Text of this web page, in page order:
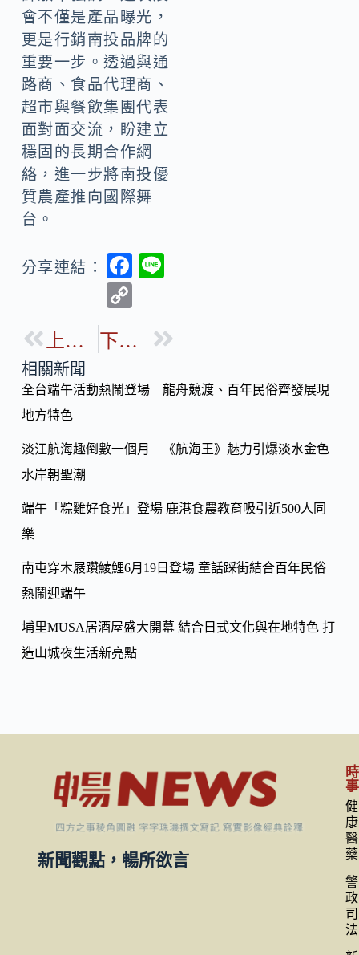
會不僅是產品曝光，
更是行銷南投品牌的
重要一步。透過與通
路商、食品代理商、
超市與餐飲集團代表
面對面交流，盼建立
穩固的長期合作網
絡，進一步將南投優
質農產推向國際舞
台。
分享連結：
F
b
o
p
Li
k
上一篇 下一篇
相關新聞
全台端午活動熱鬧登場 龍舟競渡、百年民俗齊發展現
地方特色
淡江航海趣倒數一個月 《航海王》魅力引爆淡水金色
水岸朝聖潮
端午「粽雞好食光」登場 鹿港食農教育吸引近500人同
樂
南屯穿木屐躦鯪鯉6月19日登場 童話踩街結合百年民俗
熱鬧迎端午
埔里MUSA居酒屋盛大開幕 結合日式文化與在地特色 打
造山城夜生活新亮點
新聞觀點，暢所欲言
時
事
健
康
醫
藥
警
政
司
法